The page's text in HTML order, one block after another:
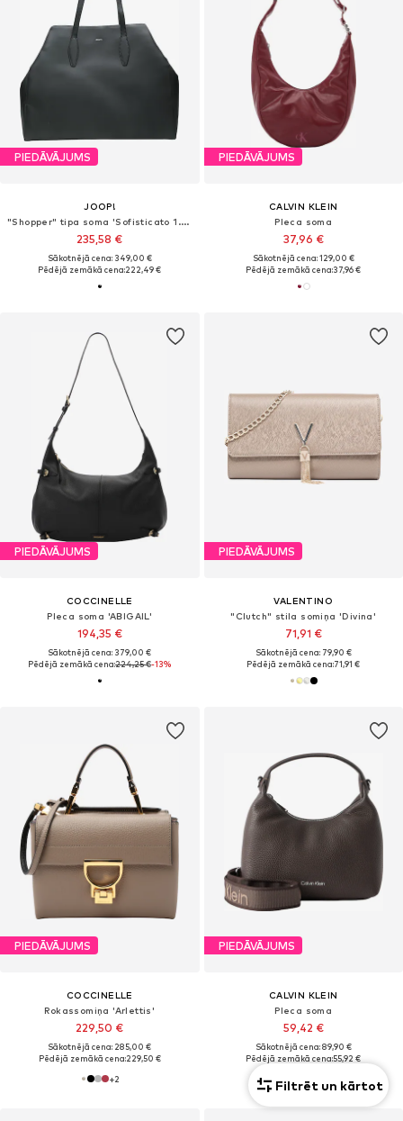
PIEDĀVĀJUMS
JOOP!
"Shopper" tipa soma 'Sofisticato 1.0 Anela'
235,58 €
Sākotnējā cena: 349,00 €
Pēdējā zemākā cena:222,49 €
PIEDĀVĀJUMS
CALVIN KLEIN
Pleca soma
37,96 €
Sākotnējā cena: 129,00 €
Pēdējā zemākā cena:37,96 €
PIEDĀVĀJUMS
COCCINELLE
Pleca soma 'ABIGAIL'
194,35 €
Sākotnējā cena: 379,00 €
Pēdējā zemākā cena:224,25 €-13%
PIEDĀVĀJUMS
VALENTINO
"Clutch" stila somiņa 'Divina'
71,91 €
Sākotnējā cena: 79,90 €
Pēdējā zemākā cena:71,91 €
PIEDĀVĀJUMS
COCCINELLE
Rokassomiņa 'Arlettis'
229,50 €
Sākotnējā cena: 285,00 €
Pēdējā zemākā cena:229,50 €
+2
PIEDĀVĀJUMS
CALVIN KLEIN
Pleca soma
59,42 €
Sākotnējā cena: 89,90 €
Pēdējā zemākā cena:55,92 €
Filtrēt un kārtot